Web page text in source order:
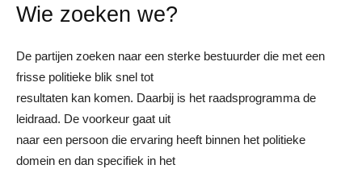
Wie zoeken we?
De partijen zoeken naar een sterke bestuurder die met een
frisse politieke blik snel tot
resultaten kan komen. Daarbij is het raadsprogramma de
leidraad. De voorkeur gaat uit
naar een persoon die ervaring heeft binnen het politieke
domein en dan specifiek in het